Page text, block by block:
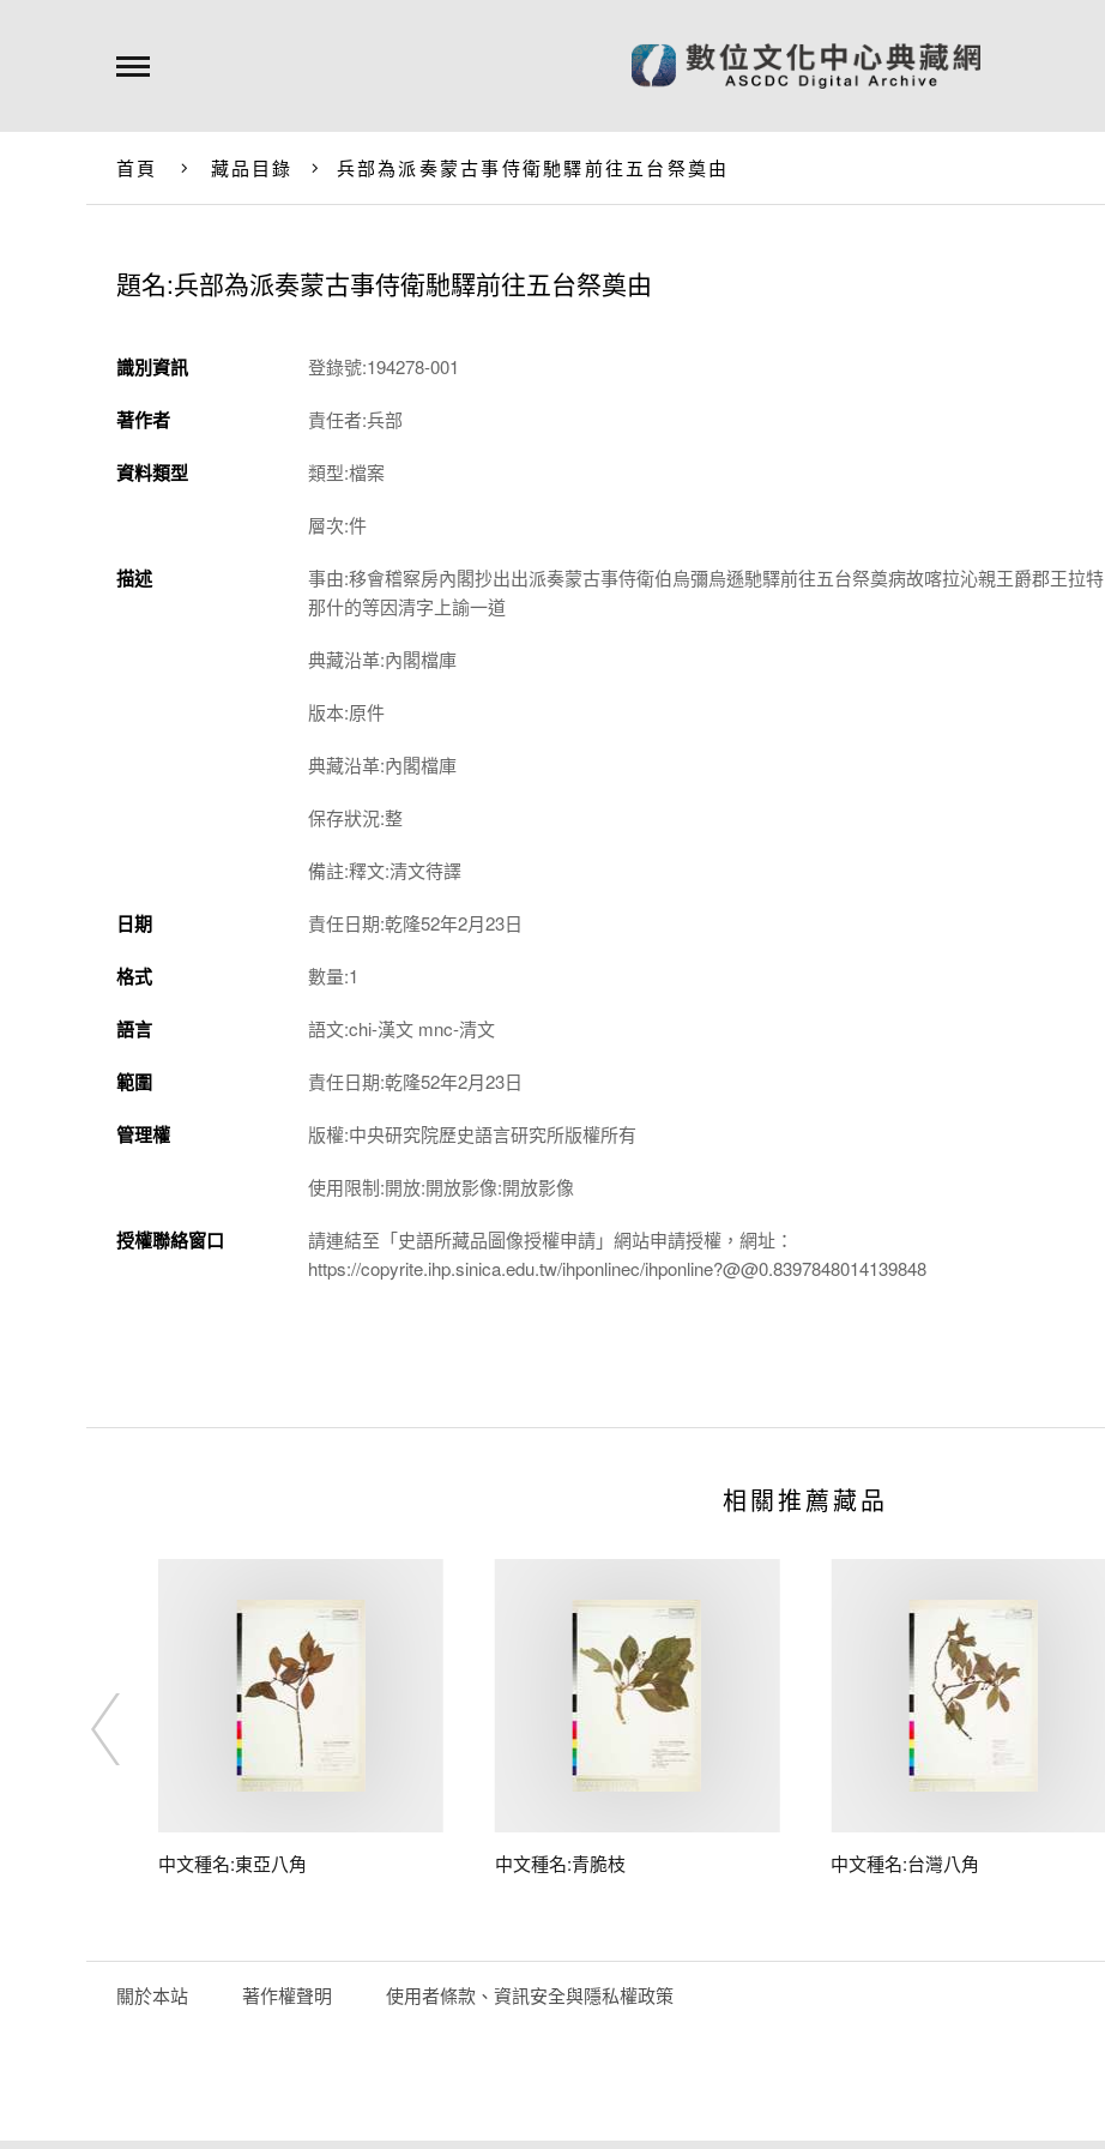
首頁 藏品目錄 兵部為派奏蒙古事侍衛馳驛前往五台祭奠由
題名:兵部為派奏蒙古事侍衛馳驛前往五台祭奠由
識別資訊 登錄號:194278-001
著作者 責任者:兵部
資料類型 類型:檔案
層次:件
描述
事由:移會稽察房內閣抄出出派奏蒙古事侍衛伯烏彌烏遜馳驛前往五台祭奠病故喀拉沁親王爵郡王拉特
那什的等因清字上諭一道
典藏沿革:內閣檔庫
版本:原件
典藏沿革:內閣檔庫
保存狀況:整
備註:釋文:清文待譯
日期 責任日期:乾隆52年2月23日
格式 數量:1
語言 語文:chi-漢文 mnc-清文
範圍 責任日期:乾隆52年2月23日
管理權 版權:中央研究院歷史語言研究所版權所有
使用限制:開放:開放影像:開放影像
授權聯絡窗口
請連結至「史語所藏品圖像授權申請」網站申請授權，網址：
https://copyrite.ihp.sinica.edu.tw/ihponlinec/ihponline?@@0.8397848014139848
相關推薦藏品
中文種名:東亞八角 中文種名:青脆枝 中文種名:台灣八角
關於本站 著作權聲明 使用者條款、資訊安全與隱私權政策